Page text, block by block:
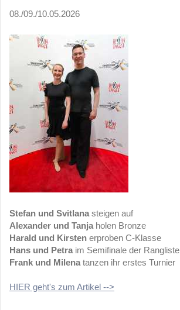
08./09./10.05.2026
Stefan und Svitlana steigen auf
Alexander und Tanja holen Bronze
Harald und Kirsten erproben C-Klasse
Hans und Petra im Semifinale der Rangliste
Frank und Milena tanzen ihr erstes Turnier
HIER geht's zum Artikel -->